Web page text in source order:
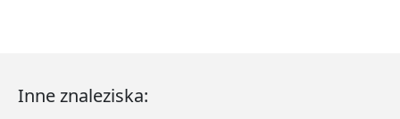
Inne znaleziska: